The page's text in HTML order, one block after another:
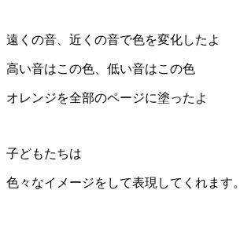
遠くの音、近くの音で色を変化したよ
高い音はこの色、低い音はこの色
オレンジを全部のページに塗ったよ
子どもたちは
色々なイメージをして表現してくれます。